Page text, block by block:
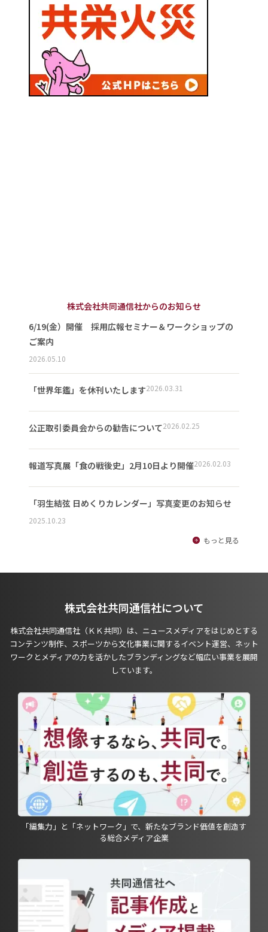
株式会社共同通信社からのお知らせ
6/19(金）開催 採用広報セミナー＆ワークショップの
ご案内
2026.05.10
「世界年鑑」を休刊いたします2026.03.31
公正取引委員会からの勧告について2026.02.25
報道写真展「食の戦後史」2月10日より開催2026.02.03
「羽生結弦 日めくりカレンダー」写真変更のお知らせ
2025.10.23
もっと見る
株式会社共同通信社について
株式会社共同通信社（ＫＫ共同）は、ニュースメディアをはじめとする
コンテンツ制作、スポーツから文化事業に関するイベント運営、ネット
ワークとメディアの力を活かしたブランディングなど幅広い事業を展開
しています。
「編集力」と「ネットワーク」で、新たなブランド価値を創造す
る総合メディア企業